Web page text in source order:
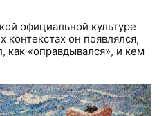
официальной культуре
контекстах он появлялся,
«оправдывался», и кем